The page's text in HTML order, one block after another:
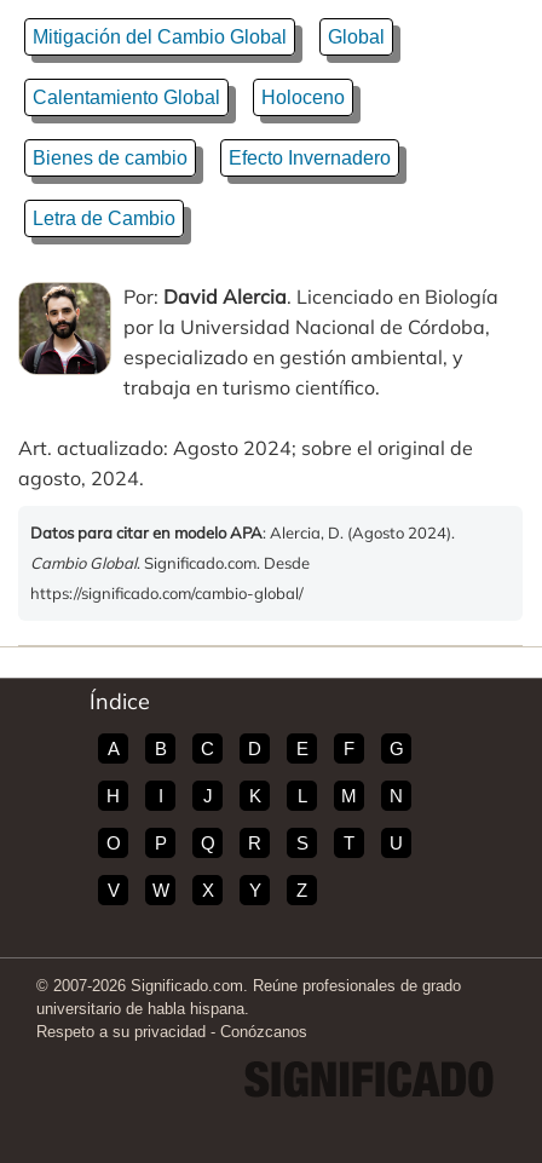
Mitigación del Cambio Global Global
Calentamiento Global Holoceno
Bienes de cambio Efecto Invernadero
Letra de Cambio
Por: David Alercia. Licenciado en Biología
por la Universidad Nacional de Córdoba,
especializado en gestión ambiental, y
trabaja en turismo científico.
Art. actualizado: Agosto 2024; sobre el original de
agosto, 2024.
Datos para citar en modelo APA: Alercia, D. (Agosto 2024).
Cambio Global. Significado.com. Desde
https://significado.com/cambio-global/
Índice
A B C D E F G
H I J K L M N
O P Q R S T U
V W X Y Z
© 2007-2026 Significado.com. Reúne profesionales de grado
universitario de habla hispana.
Respeto a su privacidad - Conózcanos